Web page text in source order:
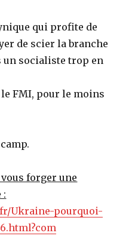
qui profite de
de scier la branche
un socialiste trop en
FMI, pour le moins
forger une
:
Ukraine-pourquoi-